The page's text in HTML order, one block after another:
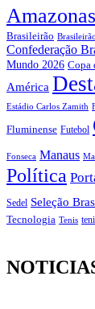
Amazonas
Brasileirão
Confederação
Mundo 2026 Copa
América
Estádio Carlos Zamith
Fluminense Futebol
Fonseca Manaus
Política
Sedel Seleção
Tecnologia Tenis